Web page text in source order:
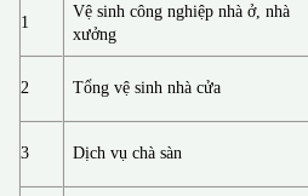
1
Vệ sinh công nghiệp nhà ở, nhà
xưởng
2 Tổng vệ sinh nhà cửa
3 Dịch vụ chà sàn